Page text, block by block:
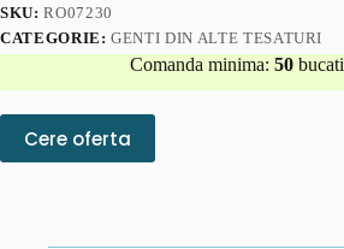
SKU:RO07230
CATEGORIE:GENTI DIN ALTE TESATURI
Comanda minima:50 bucati
Cere oferta